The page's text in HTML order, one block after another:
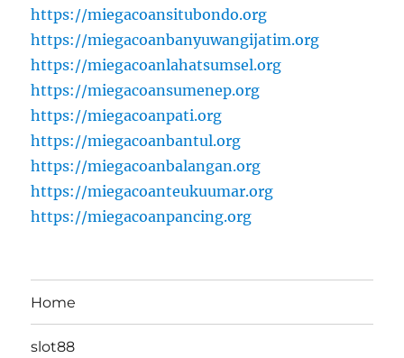
https://miegacoansitubondo.org
https://miegacoanbanyuwangijatim.org
https://miegacoanlahatsumsel.org
https://miegacoansumenep.org
https://miegacoanpati.org
https://miegacoanbantul.org
https://miegacoanbalangan.org
https://miegacoanteukuumar.org
https://miegacoanpancing.org
Home
slot88